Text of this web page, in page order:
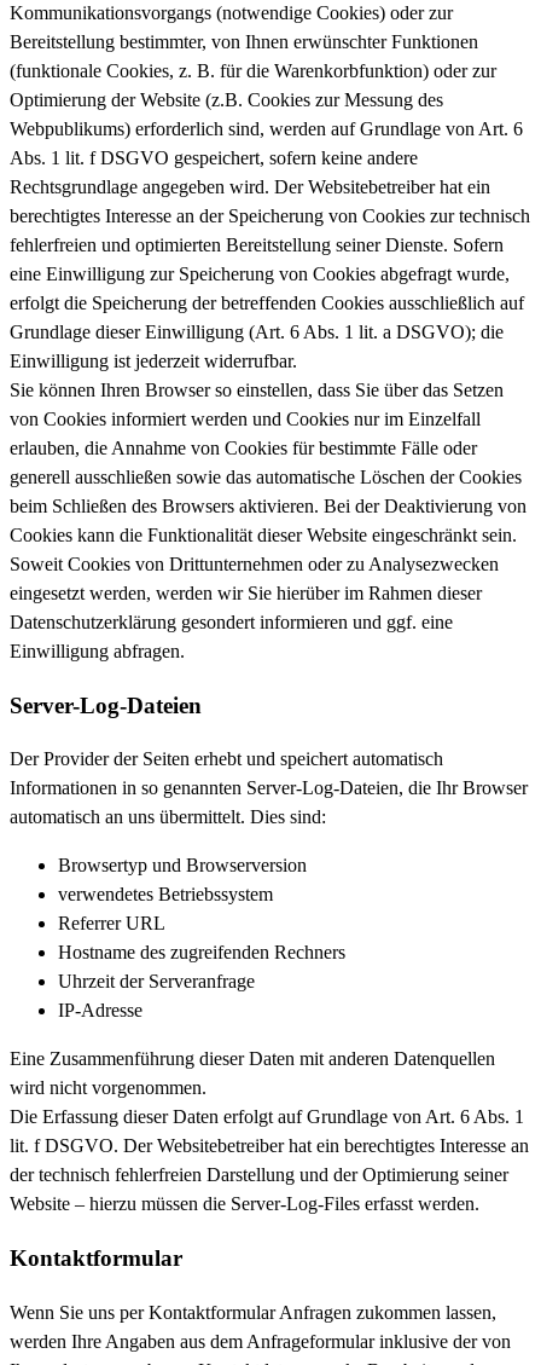
Kommunikationsvorgangs (notwendige Cookies) oder zur
Bereitstellung bestimmter, von Ihnen erwünschter Funktionen
(funktionale Cookies, z. B. für die Warenkorbfunktion) oder zur
Optimierung der Website (z.B. Cookies zur Messung des
Webpublikums) erforderlich sind, werden auf Grundlage von Art. 6
Abs. 1 lit. f DSGVO gespeichert, sofern keine andere
Rechtsgrundlage angegeben wird. Der Websitebetreiber hat ein
berechtigtes Interesse an der Speicherung von Cookies zur technisch
fehlerfreien und optimierten Bereitstellung seiner Dienste. Sofern
eine Einwilligung zur Speicherung von Cookies abgefragt wurde,
erfolgt die Speicherung der betreffenden Cookies ausschließlich auf
Grundlage dieser Einwilligung (Art. 6 Abs. 1 lit. a DSGVO); die
Einwilligung ist jederzeit widerrufbar.
Sie können Ihren Browser so einstellen, dass Sie über das Setzen
von Cookies informiert werden und Cookies nur im Einzelfall
erlauben, die Annahme von Cookies für bestimmte Fälle oder
generell ausschließen sowie das automatische Löschen der Cookies
beim Schließen des Browsers aktivieren. Bei der Deaktivierung von
Cookies kann die Funktionalität dieser Website eingeschränkt sein.
Soweit Cookies von Drittunternehmen oder zu Analysezwecken
eingesetzt werden, werden wir Sie hierüber im Rahmen dieser
Datenschutzerklärung gesondert informieren und ggf. eine
Einwilligung abfragen.
Server-Log-Dateien
Der Provider der Seiten erhebt und speichert automatisch
Informationen in so genannten Server-Log-Dateien, die Ihr Browser
automatisch an uns übermittelt. Dies sind:
Browsertyp und Browserversion
verwendetes Betriebssystem
Referrer URL
Hostname des zugreifenden Rechners
Uhrzeit der Serveranfrage
IP-Adresse
Eine Zusammenführung dieser Daten mit anderen Datenquellen
wird nicht vorgenommen.
Die Erfassung dieser Daten erfolgt auf Grundlage von Art. 6 Abs. 1
lit. f DSGVO. Der Websitebetreiber hat ein berechtigtes Interesse an
der technisch fehlerfreien Darstellung und der Optimierung seiner
Website – hierzu müssen die Server-Log-Files erfasst werden.
Kontaktformular
Wenn Sie uns per Kontaktformular Anfragen zukommen lassen,
werden Ihre Angaben aus dem Anfrageformular inklusive der von